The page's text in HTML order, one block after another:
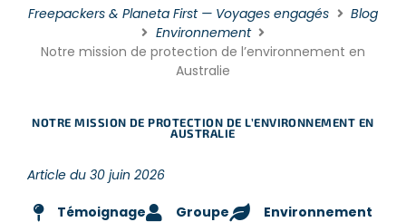
Freepackers & Planeta First — Voyages engagés
Blog
Environnement
Notre mission de protection de l’environnement en
Australie
NOTRE MISSION DE PROTECTION DE L’ENVIRONNEMENT EN
AUSTRALIE
Article du 30 juin 2026
Témoignage Groupe Environnement